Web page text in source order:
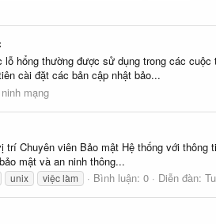
hổng thường được sử dụng trong các
cài đặt các bản cập nhật bảo...
mạng
Chuyên viên Bảo mật Hệ thống với
mật và an ninh thông...
unix việc làm Bình luận: 0 Diễn đàn: